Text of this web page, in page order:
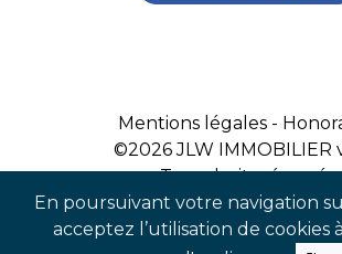
En poursuivant votre navigation
acceptez l’utilisation de cookies
Mentions légales-
©2026JLW IMMOBILIER
Tous droits réservés